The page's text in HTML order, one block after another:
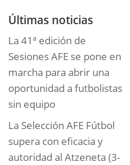
Últimas noticias
La 41ª edición de
Sesiones AFE se pone en
marcha para abrir una
oportunidad a futbolistas
sin equipo
La Selección AFE Fútbol
supera con eficacia y
autoridad al Atzeneta (3-